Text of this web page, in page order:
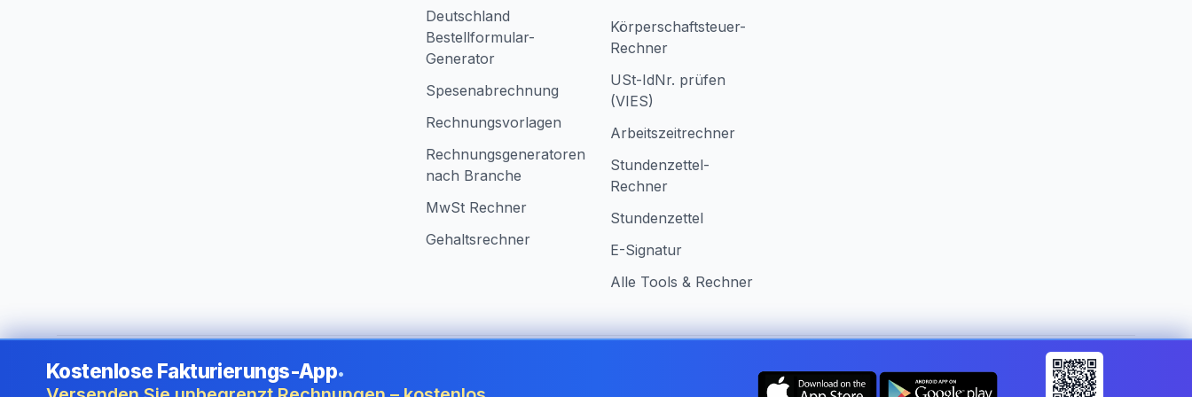
Deutschland
Bestellformular-
Generator
Spesenabrechnung
Rechnungsvorlagen
Rechnungsgeneratoren
nach Branche
MwSt Rechner
Gehaltsrechner
Körperschaftsteuer-
Rechner
USt-IdNr. prüfen
(VIES)
Arbeitszeitrechner
Stundenzettel-
Rechner
Stundenzettel
E-Signatur
Alle Tools & Rechner
©2026i24 Limited. All rights reserved.• Für Unternehmen in Germany Land ändern:
Kostenlose Fakturierungs-App•